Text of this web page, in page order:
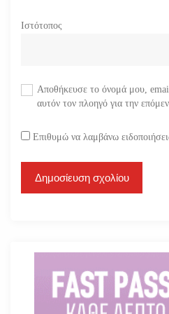
Ιστότοπος
Αποθήκευσε το όνομά μου,
αυτόν τον πλοηγό για την
Επιθυμώ να λαμβάνω